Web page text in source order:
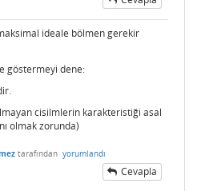
ideale bölmen gerekir
göstermeyi dene:
cisilmlerin karakteristiği asal
olmak zorunda)
tarafından yorumlandı
Cevapla